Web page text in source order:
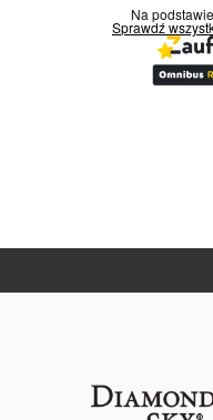
Na podstawie
Sprawdź
Bardzo miła i